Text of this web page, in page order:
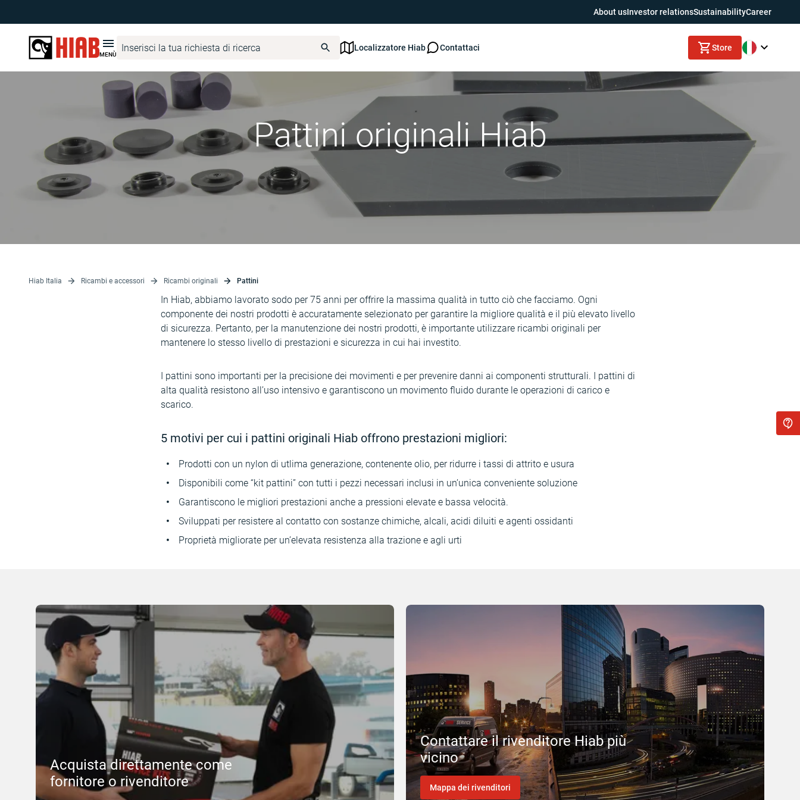
About usInvestor relationsSustainabilityCareer
MENÙ
Localizzatore Hiab Contattaci Store
Pattini originali Hiab
Hiab Italia Ricambi e accessori Ricambi originali Pattini
In Hiab, abbiamo lavorato sodo per 75 anni per offrire la massima qualità in tutto ciò che facciamo. Ogni
componente dei nostri prodotti è accuratamente selezionato per garantire la migliore qualità e il più elevato livello
di sicurezza. Pertanto, per la manutenzione dei nostri prodotti, è importante utilizzare ricambi originali per
mantenere lo stesso livello di prestazioni e sicurezza in cui hai investito.
I pattini sono importanti per la precisione dei movimenti e per prevenire danni ai componenti strutturali. I pattini di
alta qualità resistono all’uso intensivo e garantiscono un movimento fluido durante le operazioni di carico e
scarico.
5 motivi per cui i pattini originali Hiab offrono prestazioni migliori:
Prodotti con un nylon di utlima generazione, contenente olio, per ridurre i tassi di attrito e usura
Disponibili come “kit pattini” con tutti i pezzi necessari inclusi in un’unica conveniente soluzione
Garantiscono le migliori prestazioni anche a pressioni elevate e bassa velocità.
Sviluppati per resistere al contatto con sostanze chimiche, alcali, acidi diluiti e agenti ossidanti
Proprietà migliorate per un’elevata resistenza alla trazione e agli urti
Acquista direttamente come
fornitore o rivenditore
Contattare il rivenditore Hiab più
vicino
Mappa dei rivenditori